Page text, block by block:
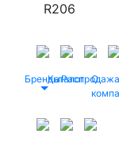
R206
БрендыКаталог
Распродажа
О